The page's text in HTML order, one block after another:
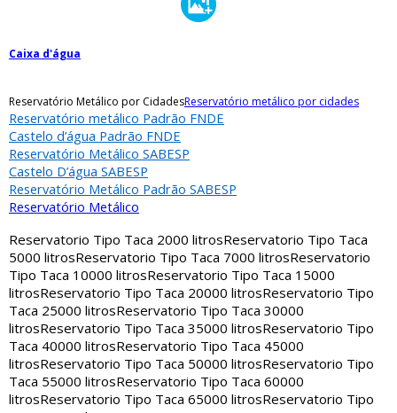
Caixa d'água
Reservatório Metálico por CidadesReservatório metálico por cidades
Reservatório metálico Padrão FNDE
Castelo d’água Padrão FNDE
Reservatório Metálico SABESP
Castelo D’água SABESP
Reservatório Metálico Padrão SABESP
Reservatório Metálico
Reservatorio Tipo Taca 2000 litrosReservatorio Tipo Taca
5000 litrosReservatorio Tipo Taca 7000 litrosReservatorio
Tipo Taca 10000 litrosReservatorio Tipo Taca 15000
litrosReservatorio Tipo Taca 20000 litrosReservatorio Tipo
Taca 25000 litrosReservatorio Tipo Taca 30000
litrosReservatorio Tipo Taca 35000 litrosReservatorio Tipo
Taca 40000 litrosReservatorio Tipo Taca 45000
litrosReservatorio Tipo Taca 50000 litrosReservatorio Tipo
Taca 55000 litrosReservatorio Tipo Taca 60000
litrosReservatorio Tipo Taca 65000 litrosReservatorio Tipo